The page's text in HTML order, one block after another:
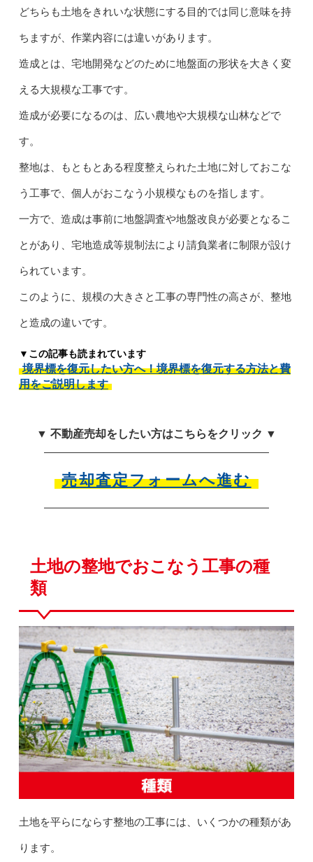
どちらも土地をきれいな状態にする目的では同じ意味を持
ちますが、作業内容には違いがあります。
造成とは、宅地開発などのために地盤面の形状を大きく変
える大規模な工事です。
造成が必要になるのは、広い農地や大規模な山林などで
す。
整地は、もともとある程度整えられた土地に対しておこな
う工事で、個人がおこなう小規模なものを指します。
一方で、造成は事前に地盤調査や地盤改良が必要となるこ
とがあり、宅地造成等規制法により請負業者に制限が設け
られています。
このように、規模の大きさと工事の専門性の高さが、整地
と造成の違いです。
▼この記事も読まれています
境界標を復元したい方へ！境界標を復元する方法と費
用をご説明します
▼ 不動産売却をしたい方はこちらをクリック ▼
売却査定フォームへ進む
土地の整地でおこなう工事の種
類
土地を平らにならす整地の工事には、いくつかの種類があ
ります。